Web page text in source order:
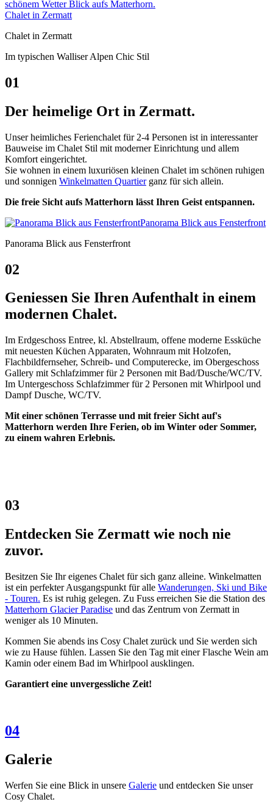
Chalet in Zermatt
Chalet in Zermatt
Im typischen Walliser Alpen Chic Stil
01
Der heimelige Ort in Zermatt.
Unser heimliches Ferienchalet für 2-4 Personen ist in interessanter
Bauweise im Chalet Stil mit moderner Einrichtung und allem
Komfort eingerichtet.
Sie wohnen in einem luxuriösen kleinen Chalet im schönen ruhigen
und sonnigen Winkelmatten Quartierganz für sich allein.
Die freie Sicht aufs Matterhorn lässt Ihren Geist entspannen.
Panorama Blick aus Fensterfront
Panorama Blick aus Fensterfront
02
Geniessen Sie Ihren Aufenthalt in einem
modernen Chalet.
Im Erdgeschoss Entree, kl. Abstellraum, offene moderne Essküche
mit neuesten Küchen Apparaten, Wohnraum mit Holzofen,
Flachbildfernseher, Schreib- und Computerecke, im Obergeschoss
Gallery mit Schlafzimmer für 2 Personen mit Bad/Dusche/WC/TV.
Im Untergeschoss Schlafzimmer für 2 Personen mit Whirlpool und
Dampf Dusche, WC/TV.
Mit einer schönen Terrasse und mit freier Sicht auf's
Matterhorn werden Ihre Ferien, ob im Winter oder Sommer,
zu einem wahren Erlebnis.
03
Entdecken Sie Zermatt wie noch nie
zuvor.
Besitzen Sie Ihr eigenes Chalet für sich ganz alleine. Winkelmatten
ist ein perfekter Ausgangspunkt für alle Wanderungen, Ski und Bike
- Touren. Es ist ruhig gelegen. Zu Fuss erreichen Sie die Station des
Matterhorn Glacier Paradise und das Zentrum von Zermatt in
weniger als 10 Minuten.
Kommen Sie abends ins Cosy Chalet zurück und Sie werden sich
wie zu Hause fühlen. Lassen Sie den Tag mit einer Flasche Wein am
Kamin oder einem Bad im Whirlpool ausklingen.
Garantiert eine unvergessliche Zeit!
04
Galerie
Werfen Sie eine Blick in unsere Galerie und entdecken Sie unser
Cosy Chalet.